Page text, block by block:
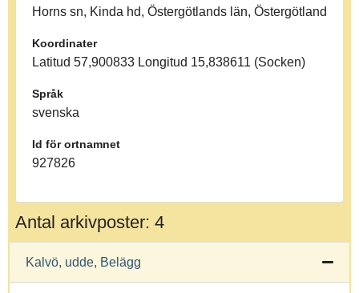
Horns sn, Kinda hd, Östergötlands län, Östergötland
Koordinater
Latitud 57,900833 Longitud 15,838611 (Socken)
Språk
svenska
Id för ortnamnet
927826
Antal arkivposter: 4
Kalvö, udde, Belägg